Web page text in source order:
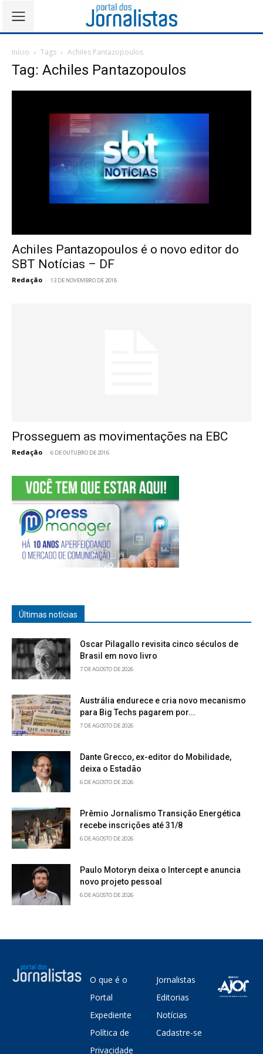
Início Tags Achiles Pantazopoulos
Tag: Achiles Pantazopoulos
Achiles Pantazopoulos é o novo editor do
SBT Notícias – DF
Redação - 13 DE NOVEMBRO DE 2018
Prosseguem as movimentações na EBC
Redação - 6 DE OUTUBRO DE 2016
Últimas notícias
Oscar Pilagallo revisita cinco séculos de
Brasil em novo livro
7 DE AGOSTO DE 2026
Austrália endurece e cria novo mecanismo
para Big Techs pagarem por...
7 DE AGOSTO DE 2026
Dante Grecco, ex-editor do Mobilidade,
deixa o Estadão
6 DE AGOSTO DE 2026
Prêmio Jornalismo Transição Energética
recebe inscrições até 31/8
6 DE AGOSTO DE 2026
Paulo Motoryn deixa o Intercept e anuncia
novo projeto pessoal
6 DE AGOSTO DE 2026
O que é o
Portal
Expediente
Política de
Privacidade
Jornalistas
Editorias
Notícias
Cadastre-se